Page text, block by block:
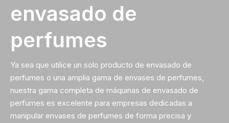
envasado de
perfumes
Ya sea que utilice un solo producto de envasado de
perfumes o una amplia gama de envases de perfumes,
nuestra gama completa de máquinas de envasado de
perfumes es excelente para empresas dedicadas a
manipular envases de perfumes de forma precisa y